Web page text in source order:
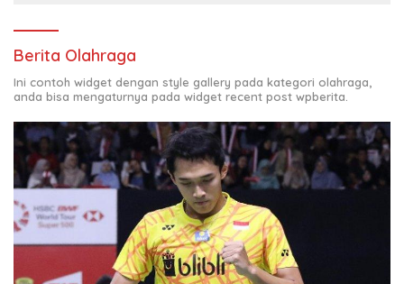
Berita Olahraga
Ini contoh widget dengan style gallery pada kategori olahraga,
anda bisa mengaturnya pada widget recent post wpberita.